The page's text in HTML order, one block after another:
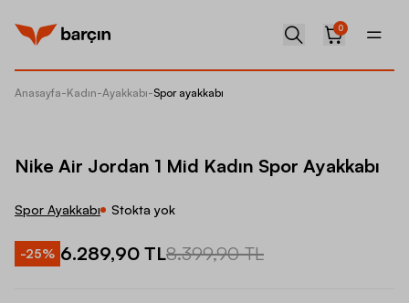
0
Anasayfa-Kadın-Ayakkabı-Spor ayakkabı
Nike Air Jordan 1 Mid Kadın Spor Ayakkabı
Spor Ayakkabı Stokta yok
-25% 6.289,90 TL8.399,90 TL